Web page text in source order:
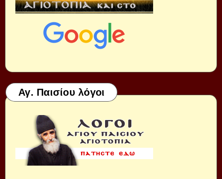
Αγ. Παισίου λόγοι